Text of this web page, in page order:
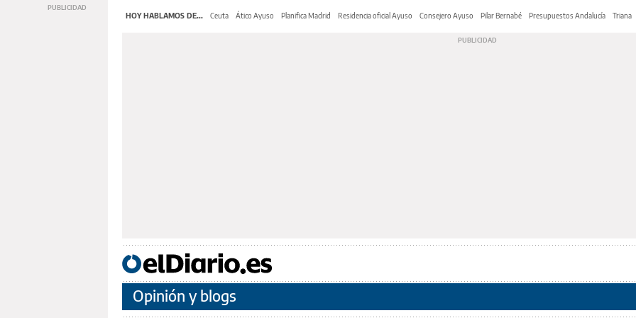
HOY HABLAMOS DE... Ceuta Ático Ayuso Planifica Madrid Residencia oficial Ayuso Consejero Ayuso Pilar Bernabé Presupuestos Andalucía Triana
Opinión y blogs